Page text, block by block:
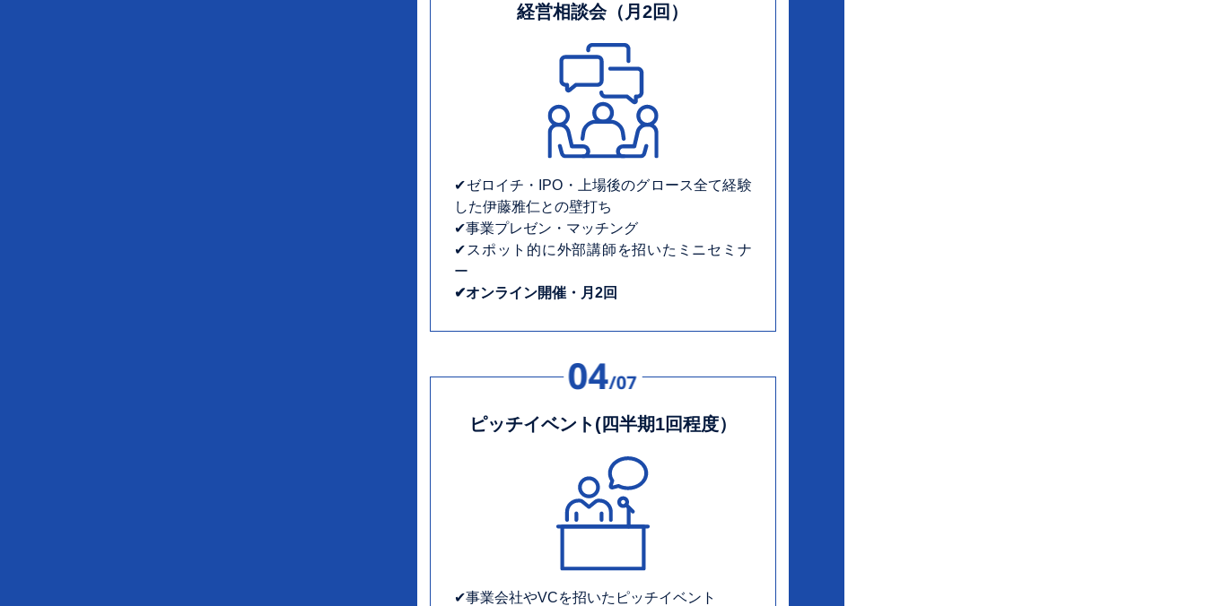
経営相談会（月2回）
✔︎ゼロイチ・IPO・上場後のグロース全て経験
した伊藤雅仁との壁打ち
✔︎事業プレゼン・マッチング
✔︎スポット的に外部講師を招いたミニセミナ
ー
✔︎オンライン開催・月2回
ピッチイベント(四半期1回程度）
✔︎事業会社やVCを招いたピッチイベント